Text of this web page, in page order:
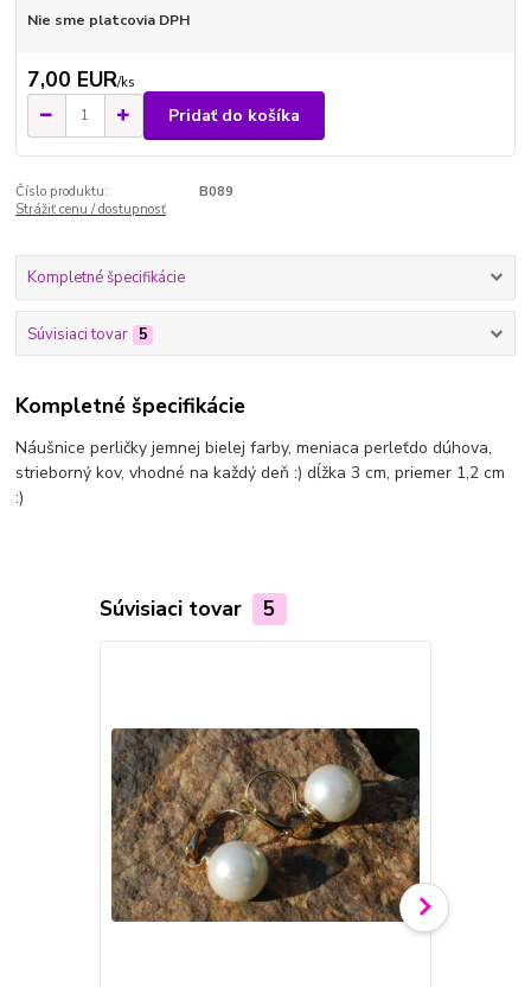
Nie sme platcovia DPH
7,00 EUR/ks
Pridať do košíka
Číslo produktu:
B089
Strážiť cenu / dostupnosť
Kompletné špecifikácie
Súvisiaci tovar 5
Kompletné špecifikácie
Náušnice perličky jemnej bielej farby, meniaca perleťdo dúhova,
strieborný kov, vhodné na každý deň :) dĺžka 3 cm, priemer 1,2 cm
:)
Súvisiaci tovar 5